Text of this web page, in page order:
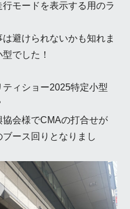
モードを表示する用のラ
避けられないかも知れま
でした！
ィショー2025特定小型
会様でCMAの打合せが
ース回りとなりまし